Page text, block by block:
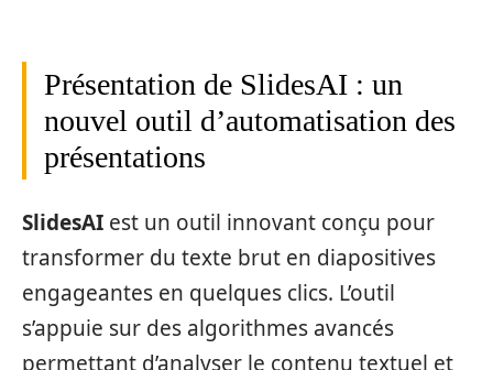
Présentation de SlidesAI : un
nouvel outil d’automatisation des
présentations
SlidesAI est un outil innovant conçu pour
transformer du texte brut en diapositives
engageantes en quelques clics. L’outil
s’appuie sur des algorithmes avancés
permettant d’analyser le contenu textuel et